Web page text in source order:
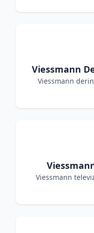
Viessmann
Viessmann
Viessmann